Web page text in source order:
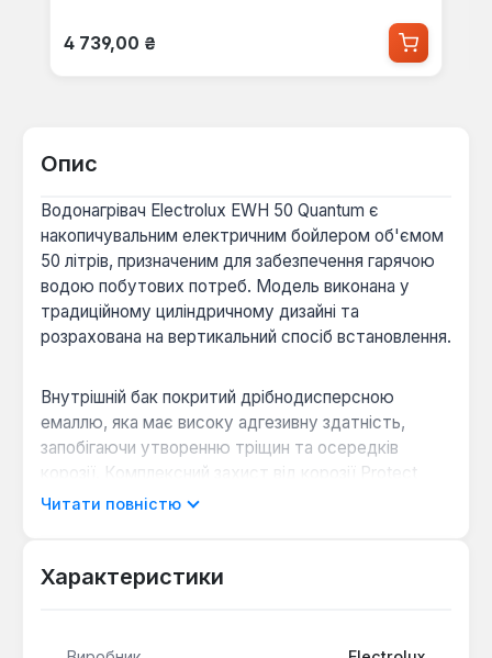
Звичайна ціна:
4 739,00 ₴
Опис
Водонагрівач Electrolux EWH 50 Quantum є
накопичувальним електричним бойлером об'ємом
50 літрів, призначеним для забезпечення гарячою
водою побутових потреб. Модель виконана у
традиційному циліндричному дизайні та
розрахована на вертикальний спосіб встановлення.
Внутрішній бак покритий дрібнодисперсною
емаллю, яка має високу адгезивну здатність,
запобігаючи утворенню тріщин та осередків
корозії. Комплексний захист від корозії Protect
Tank доповнюється магнієвим анодом збільшеної
ТЕНом потужністю 1.5 кВт до максимальної
Читати повністю
Характеристики